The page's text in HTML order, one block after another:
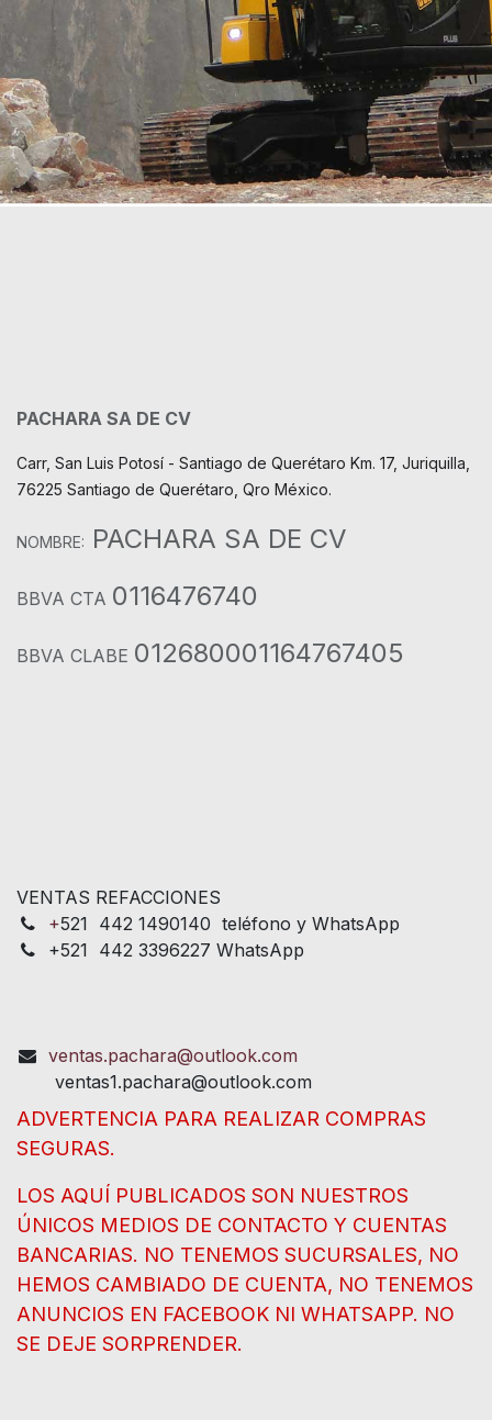
PACHARA SA DE CV
Carr, San Luis Potosí - Santiago de Querétaro Km. 17, Juriquilla,
76225 Santiago de Querétaro, Qro México.
NOMBRE: PACHARA SA DE CV
BBVA CTA 0116476740
BBVA CLABE 012680001164767405
VENTAS REFACCIONES
+521 442 1490140 teléfono y WhatsApp
+521 442 3396227 WhatsApp
ventas.pachara@outlook.com
ventas1.pachara@outlook.com
ADVERTENCIA PARA REALIZAR COMPRAS
SEGURAS.
LOS AQUÍ PUBLICADOS SON NUESTROS
ÚNICOS MEDIOS DE CONTACTO Y CUENTAS
BANCARIAS. NO TENEMOS SUCURSALES, NO
HEMOS CAMBIADO DE CUENTA, NO TENEMOS
ANUNCIOS EN FACEBOOK NI WHATSAPP. NO
SE DEJE SORPRENDER.